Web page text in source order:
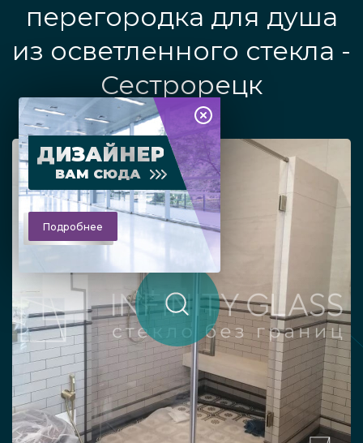
перегородка для душа
из осветленного стекла -
Сестрорецк
ДИЗАЙНЕР
ВАМ СЮДА
Подробнее